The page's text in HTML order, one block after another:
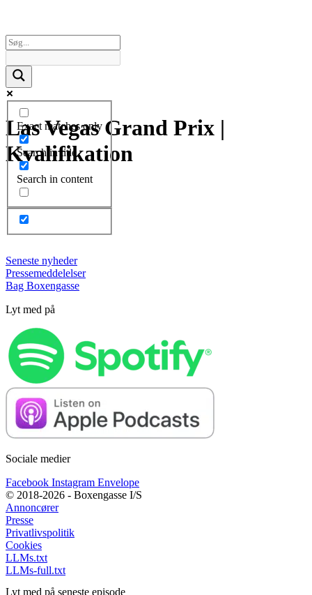
Exact matches only
Search in title
Search in content
Las Vegas Grand Prix |
Kvalifikation
Seneste nyheder
Pressemeddelelser
Bag Boxengasse
Lyt med på
Sociale medier
Facebook Instagram Envelope
© 2018-2026 - Boxengasse I/S
Annoncører
Presse
Privatlivspolitik
Cookies
LLMs.txt
LLMs-full.txt
Lyt med på seneste episode